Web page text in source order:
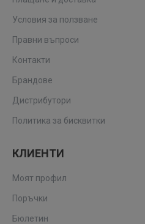
Условия за ползване
Правни въпроси
Контакти
Брандове
Дистрибутори
Политика за бисквитки
КЛИЕНТИ
Моят профил
Поръчки
Бюлетин